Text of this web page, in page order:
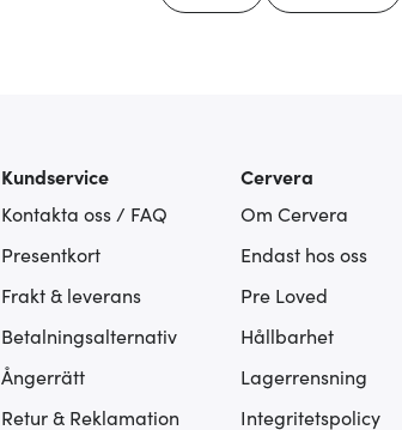
Kundservice
Kontakta oss / FAQ
Presentkort
Frakt & leverans
Betalningsalternativ
Ångerrätt
Retur & Reklamation
Cervera
Om Cervera
Endast hos oss
Pre Loved
Hållbarhet
Lagerrensning
Integritetspolicy